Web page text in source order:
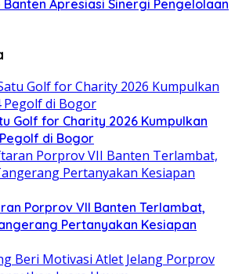
Banten Apresiasi Sinergi Pengelolaan
Golf for Charity 2026 Kumpulkan
di Bogor
Porprov VII Banten Terlambat,
Pertanyakan Kesiapan